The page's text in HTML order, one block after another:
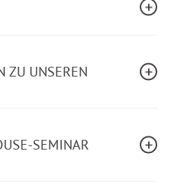
Auskunft: Rechte der Betreuten
(ZPO, ZKG)
für
Befugnisse &
ZU UNSEREN
SEMINAR